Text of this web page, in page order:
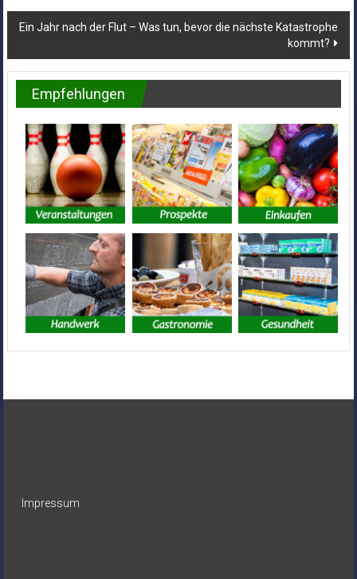
Ein Jahr nach der Flut – Was tun, bevor die nächste Katastrophe
kommt?
Empfehlungen
Impressum